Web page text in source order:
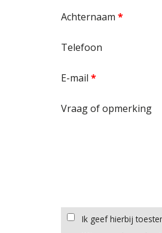
Achternaam *
Telefoon
E-mail *
Vraag of opmerking
Ik geef hierbij